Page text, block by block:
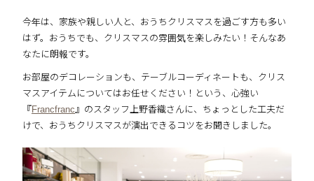
今年は、家族や親しい人と、おうちクリスマスを過ごす方も多い
はず。おうちでも、クリスマスの雰囲気を楽しみたい！そんなあ
なたに朗報です。
お部屋のデコレーションも、テーブルコーディネートも、クリス
マスアイテムについてはお任せください！という、心強い
『Francfranc 』のスタッフ上野香織さんに、ちょっとした工夫だ
けで、おうちクリスマスが演出できるコツをお聞きしました。